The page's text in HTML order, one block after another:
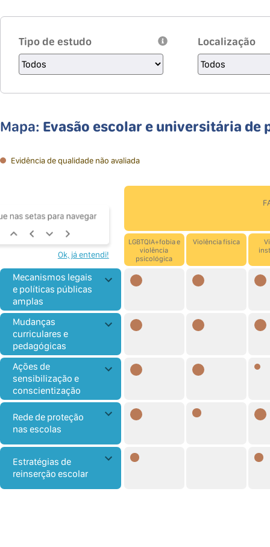
Tipo de estudo Localização
Mapa: Evasão escolar e universitária de
Evidência de qualidade não avaliada
Ok, já entendi!
Mecanismos legais
e políticas públicas
amplas
Mudanças
curriculares e
pedagógicas
Ações de
sensibilização e
conscientização
Rede de proteção
nas escolas
Estratégias de
reinserção escolar
LGBTQIA+fobia e
violência
psicológica
Violência física